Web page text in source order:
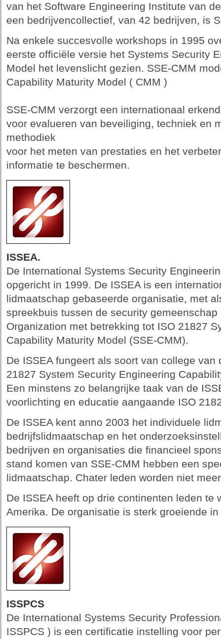
van het Software Engineering Institute van
een bedrijvencollectief, van 42 bedrijven, is
Na enkele succesvolle workshops in 1995
eerste officiële versie het Systems Security
Model het levenslicht gezien. SSE-CMM
Capability Maturity Model ( CMM )
SSE-CMM verzorgt een internationaal
voor evalueren van beveiliging, techniek en
methodiek
voor het meten van prestaties en het
informatie te beschermen.
ISSEA.
De International Systems Security
opgericht in 1999. De ISSEA is een
lidmaatschap gebaseerde organisatie, met
spreekbuis tussen de security
Organization met betrekking tot ISO 21827
Capability Maturity Model (SSE-CMM).
De ISSEA fungeert als soort van college van
21827 System Security Engineering
Een minstens zo belangrijke taak van de
voorlichting en educatie aangaande ISO
De ISSEA kent anno 2003 het individuele
bedrijfslidmaatschap en het
bedrijven en organisaties die financieel
stand komen van SSE-CMM hebben een
lidmaatschap. Chater leden worden niet
De ISSEA heeft op drie continenten leden te
Amerika. De organisatie is sterk groeiende
ISSPCS
De International Systems Security
ISSPCS ) is een certificatie instelling voor